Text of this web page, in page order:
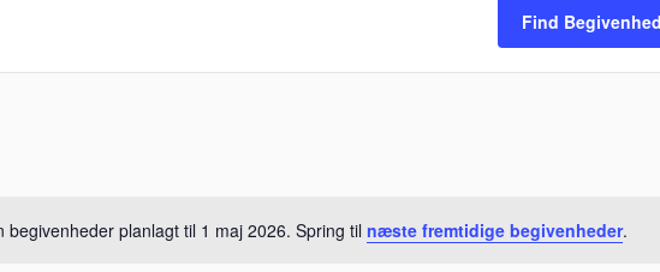
Notice
begivenheder planlagt til 1 maj 2026. Spring til næste fremtidige begivenheder.
Find